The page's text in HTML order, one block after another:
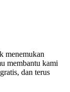
menemukan
membantu kami
dan terus